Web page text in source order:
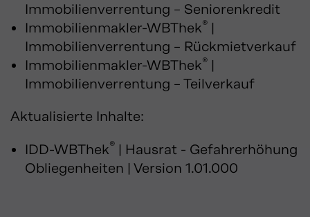
Immobilienverrentung – Seniorenkredit
Immobilienmakler-WBThek® |
Immobilienverrentung – Rückmietverkauf
Immobilienmakler-WBThek® |
Immobilienverrentung – Teilverkauf
Aktualisierte Inhalte:
IDD-WBThek® | Hausrat - Gefahrerhöhung
Obliegenheiten | Version 1.01.000